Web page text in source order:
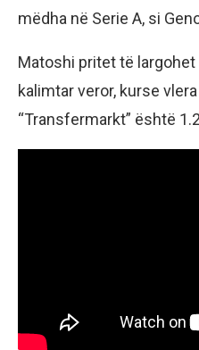
mëdha në Serie A, si
Matoshi pritet të
kalimtar veror, kurse
“Transfermarkt” është